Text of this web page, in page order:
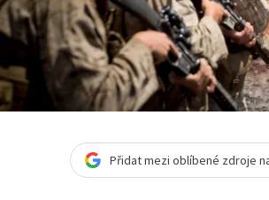
Přidat mezi oblíbené zdroje